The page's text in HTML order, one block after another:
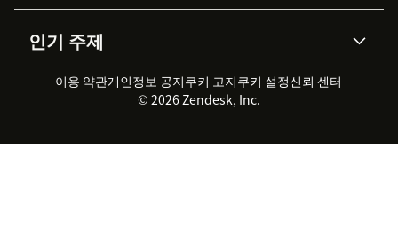
워크포스 관리
실시간 채팅
클라이언트 포털
AI 리서치
이벤트 & 웨비나
고객 사례
채용 정보
지속 가능성 보고서
Zendesk Foundation
법적 정보
인기 주제
2026 CX 트렌드
제품 업데이트
고객 서비스 소프트웨어
헬프 데스크 통합 티켓 관리 소
이용 약관개인정보 공지쿠키 고지쿠키 설정신뢰 센터
© 2026 Zendesk, Inc.